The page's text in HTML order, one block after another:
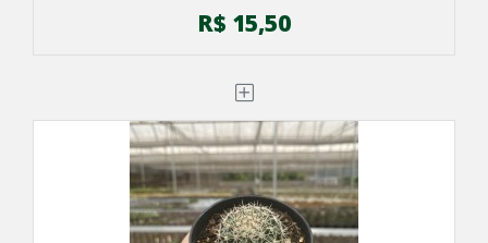
R$ 15,50